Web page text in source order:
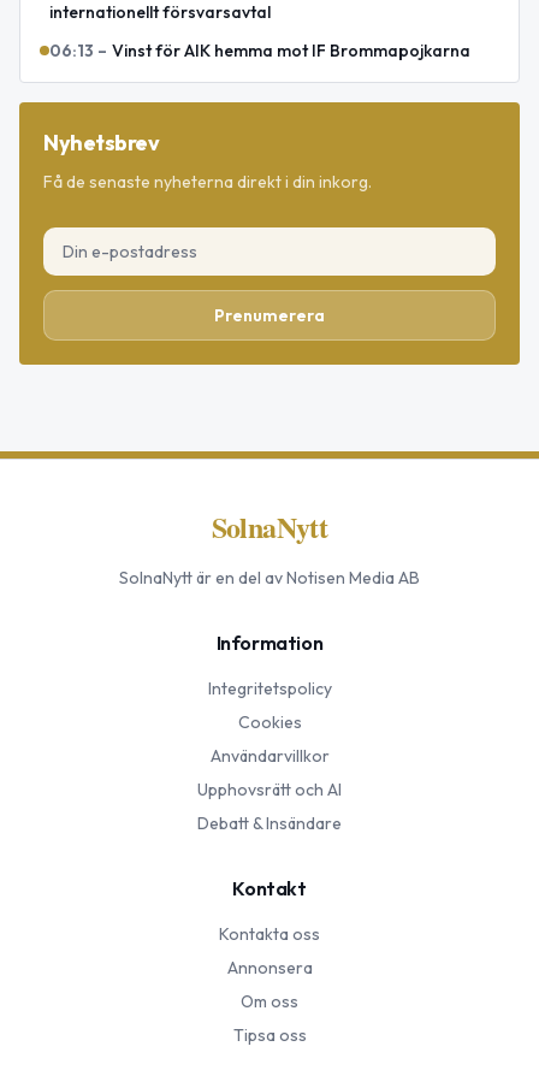
internationellt försvarsavtal
06:13 – Vinst för AIK hemma mot IF Brommapojkarna
Nyhetsbrev
Få de senaste nyheterna direkt i din inkorg.
Prenumerera
SolnaNytt
SolnaNyttär en del av Notisen Media AB
Information
Integritetspolicy
Cookies
Användarvillkor
Upphovsrätt och AI
Debatt & Insändare
Kontakt
Kontakta oss
Annonsera
Om oss
Tipsa oss